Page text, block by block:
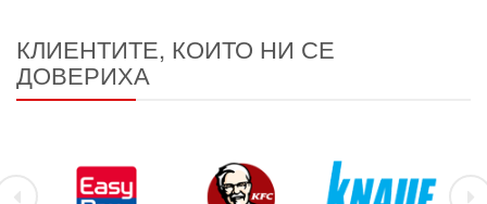
КЛИЕНТИТЕ, КОИТО НИ СЕ
ДОВЕРИХА